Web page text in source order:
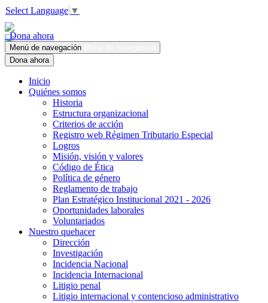
Select Language ▼
Dona ahora
Menú de navegación
Dona ahora
Inicio
Quiénes somos
Historia
Estructura organizacional
Criterios de acción
Registro web Régimen Tributario Especial
Logros
Misión, visión y valores
Código de Ética
Política de género
Reglamento de trabajo
Plan Estratégico Institucional 2021 - 2026
Oportunidades laborales
Voluntariados
Nuestro quehacer
Dirección
Investigación
Incidencia Nacional
Incidencia Internacional
Litigio penal
Litigio internacional y contencioso administrativo